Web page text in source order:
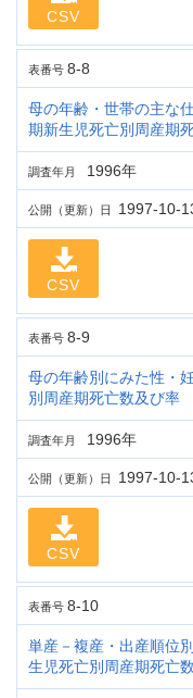
CSV
表番号 8-8
母の年齢・世帯の主な
期新生児死亡別周産期
調査年月 1996年
公開（更新）日 1997-10-
CSV
表番号 8-9
母の年齢別にみた性・
別周産期死亡数及び率
調査年月 1996年
公開（更新）日 1997-10-
CSV
表番号 8-10
単産－複産・出産順位
生児死亡別周産期死亡